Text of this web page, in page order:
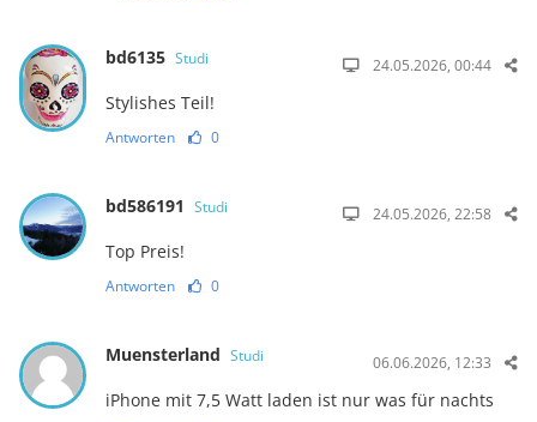
bd6135 Studi 24.05.2026, 00:44
Stylishes Teil!
Antworten 0
bd586191 Studi 24.05.2026, 22:58
Top Preis!
Antworten 0
Muensterland Studi 06.06.2026, 12:33
iPhone mit 7,5 Watt laden ist nur was für nachts